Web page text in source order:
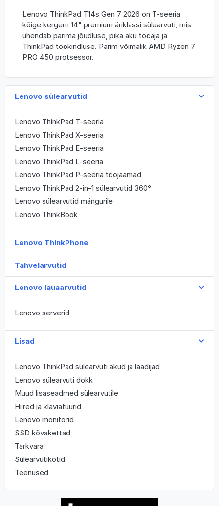
Lenovo sülearvutid
Lenovo ThinkPad T-seeria
Lenovo ThinkPad X-seeria
Lenovo ThinkPad E-seeria
Lenovo ThinkPad L-seeria
Lenovo ThinkPad P-seeria tööjaamad
Lenovo ThinkPad 2-in-1 sülearvutid 360°
Lenovo sülearvutid mängurile
Lenovo ThinkBook
Lenovo ThinkPhone
Tahvelarvutid
Lenovo lauaarvutid
Lenovo serverid
Lisad
Lenovo ThinkPad sülearvuti akud ja laadijad
Lenovo sülearvuti dokk
Muud lisaseadmed sülearvutile
Hiired ja klaviatuurid
Lenovo monitorid
SSD kõvakettad
Tarkvara
Sülearvutikotid
Teenused
Lenovo ThinkPad T14s Gen 7 2026 on T-seeria
kõige kergem 14" premium äriklassi sülearvuti, mis
ühendab parima jõudluse, pika aku tööaja ja
ThinkPad töökindluse. Parim võimalik AMD Ryzen 7
PRO 450 protsessor.